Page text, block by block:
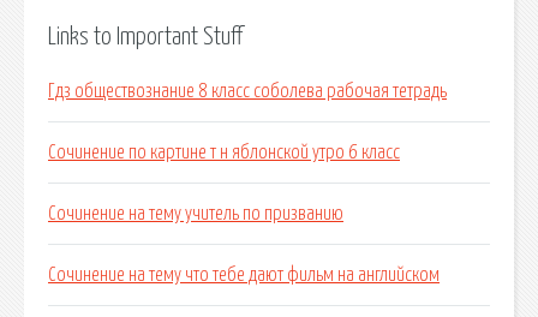
Links to Important Stuff
Гдз обществознание 8 класс соболева рабочая тетрадь
Сочинение по картине т н яблонской утро 6 класс
Сочинение на тему учитель по призванию
Сочинение на тему что тебе дают фильм на английском